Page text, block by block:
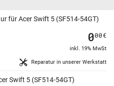
für Acer Swift 5 (SF514-54GT)
Reparatur in unserer Werkstatt
000€
inkl. 19% MwSt
Swift 5 (SF514-54GT)